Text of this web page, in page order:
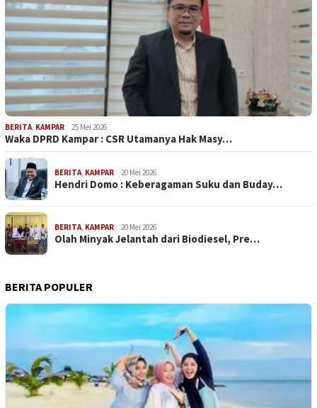
BERITA, KAMPAR 25 Mei 2026
Waka DPRD Kampar : CSR Utamanya Hak Masy…
BERITA, KAMPAR 20 Mei 2026
Hendri Domo : Keberagaman Suku dan Buday…
BERITA, KAMPAR 20 Mei 2026
Olah Minyak Jelantah dari Biodiesel, Pre…
BERITA POPULER